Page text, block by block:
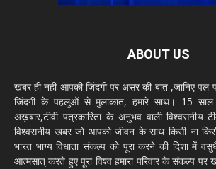
ABOUT US
खबर ही नहीं आपकी जिंदगी पर असर की बात ,जानिए
जिंदगी के पहलुओं से मुलाकात, हमारे साथ। 15
अख़बार,टीवी पत्रकारिता के अनुभव वाली
विश्वसनीय खबर जो आपको जीवन के साथ किसी ना
भारत भाग्य विधाता संकल्प को पूरा करने की दिशा में
आत्मसात् करते हुए पूरा विश्व हमारा परिवार के संकल्प